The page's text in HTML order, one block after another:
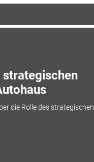
strategischen
die Rolle des strategischen